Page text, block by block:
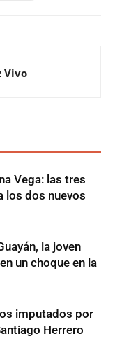
Vivo
Vega: las tres
los dos nuevos
la joven
un choque en la
imputados por
Herrero